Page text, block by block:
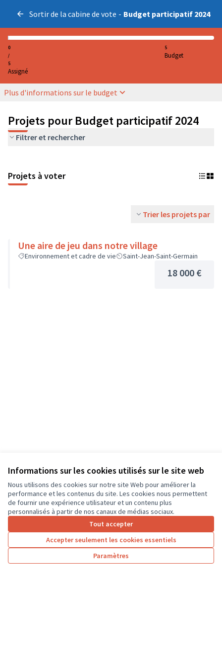
Informations sur les cookies utilisés sur le site web
Nous utilisons des cookies sur notre site Web pour améliorer la
performance et les contenus du site. Les cookies nous permettent
de fournir une expérience utilisateur et un contenu plus
personnalisés à partir de nos canaux de médias sociaux.
Tout accepter
Accepter seulement les cookies essentiels
Paramètres
Sortir de la cabine de vote - Budget participatif 2024
0
/
5
Assigné
5
Budget
Plus d'informations sur le budget
Projets pour Budget participatif 2024
Filtrer et rechercher
Projets à voter
Trier les projets par
Une aire de jeu dans notre village
Environnement et cadre de vie Saint-Jean-Saint-Germain
18 000 €